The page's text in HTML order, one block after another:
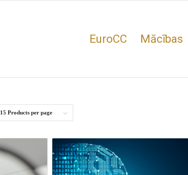
EuroCC Mācības
15 Products per page